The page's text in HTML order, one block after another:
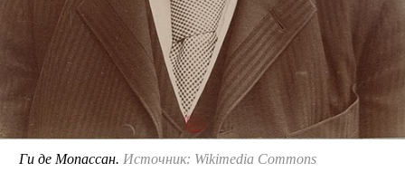
Ги де Мопассан. Источник: Wikimedia Commons